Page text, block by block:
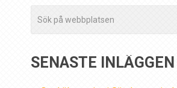
SENASTE INLÄGGEN